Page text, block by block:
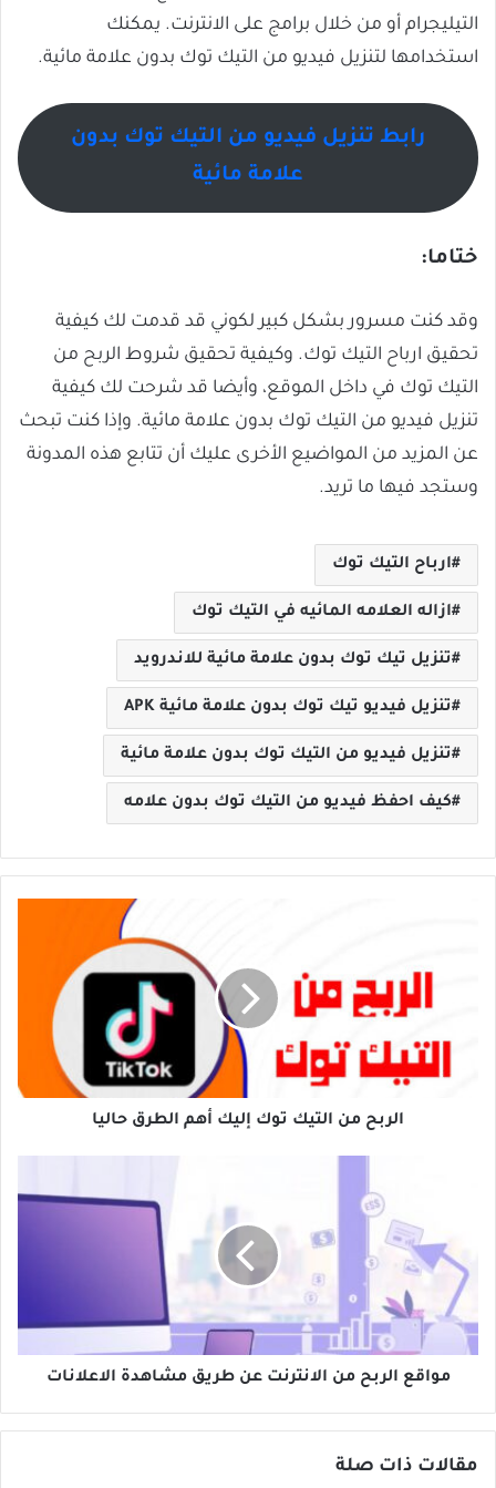
التيليجرام أو من خلال برامج على الانترنت. يمكنك
استخدامها لتنزيل فيديو من التيك توك بدون علامة مائية.
رابط تنزيل فيديو من التيك توك بدون
علامة مائية
ختاما:
وقد كنت مسرور بشكل كبير لكوني قد قدمت لك كيفية
تحقيق ارباح التيك توك. وكيفية تحقيق شروط الربح من
التيك توك في داخل الموقع، وأيضا قد شرحت لك كيفية
تنزيل فيديو من التيك توك بدون علامة مائية. وإذا كنت تبحث
عن المزيد من المواضيع الأخرى عليك أن تتابع هذه المدونة
وستجد فيها ما تريد.
ارباح التيك توك
ازاله العلامه المائيه في التيك توك
تنزيل تيك توك بدون علامة مائية للاندرويد
تنزيل فيديو تيك توك بدون علامة مائية APK
تنزيل فيديو من التيك توك بدون علامة مائية
كيف احفظ فيديو من التيك توك بدون علامه
الربح من التيك توك إليك أهم الطرق حاليا
طريق
مشاهدة
الاعلانات
مواقع الربح من الانترنت عن طريق مشاهدة الاعلانات
مقالات ذات صلة